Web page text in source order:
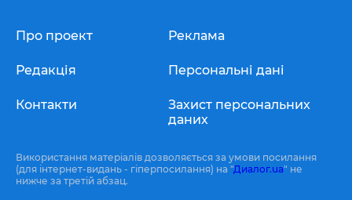
Про проект
Редакція
Контакти
Реклама
Персональні дані
Захист персональних
даних
Використання матеріалів дозволяється за умови посилання
(для інтернет-видань - гіперпосилання) на "Диалог.ua" не
нижче за третій абзац.